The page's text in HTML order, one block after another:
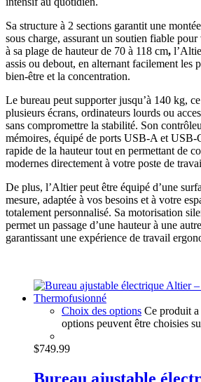
Sa structure à 2 sections garantit une
sous charge, assurant un soutien fiable
à sa plage de hauteur de 70 à 118 cm,
assis ou debout, en alternant facilement les
bien-être et la concentration.
Le bureau peut supporter jusqu’à 140 kg,
plusieurs écrans, ordinateurs lourds ou
sans compromettre la stabilité. Son
mémoires, équipé de ports USB-A et USB-
rapide de la hauteur tout en permettant de
modernes directement à votre poste de
De plus, l’Altier peut être équipé d’une
mesure, adaptée à vos besoins et à votre
totalement personnalisé. Sa motorisation
permet un passage d’une hauteur à une
garantissant une expérience de travail
Choix des options Ce produit
options peuvent être choisies
$749.99